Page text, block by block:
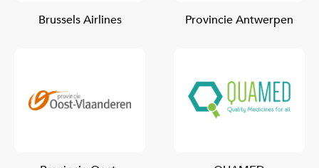
Brussels Airlines Provincie Antwerpen